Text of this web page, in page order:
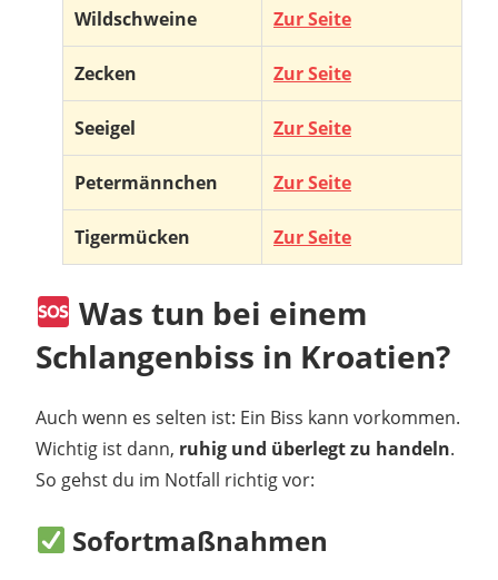
Wildschweine Zur Seite
Zecken Zur Seite
Seeigel Zur Seite
Petermännchen Zur Seite
Tigermücken Zur Seite
Was tun bei einem
Schlangenbiss in Kroatien?
Auch wenn es selten ist: Ein Biss kann vorkommen.
Wichtig ist dann, ruhig und überlegt zu handeln.
So gehst du im Notfall richtig vor:
Sofortmaßnahmen